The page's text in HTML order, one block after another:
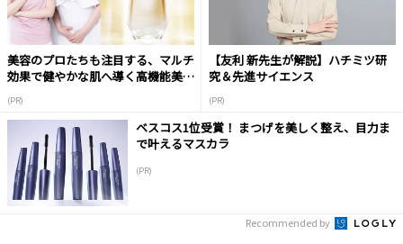
美容のプロたちも注目する、マルチ
効果で健やかな肌へ導く高機能美容
(PR)
【友利 新先生が解説】ハチミツ研
究＆先進サイエンス
(PR)
ベスコス1位受賞！ まつげを美しく整え、目力ま
で叶えるマスカラ
(PR)
Recommended by